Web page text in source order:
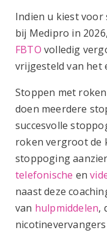
Indien u kiest
bij Medipro in
FBTO volledig
vrijgesteld van het
Stoppen met
doen meerdere
succesvolle
roken vergroot de
stoppoging
telefonische en
naast deze
van hulpmiddelen,